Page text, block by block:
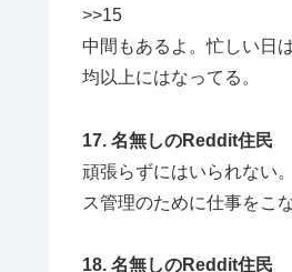
>>15
中間もあるよ。忙しい日
均以上にはなってる。
17. 名無しのReddit住民
頑張らずにはいられない
ス管理のために仕事をこ
18. 名無しのReddit住民